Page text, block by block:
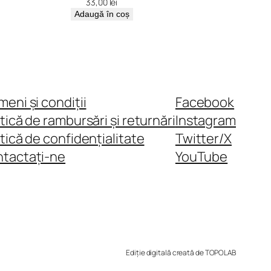
Adaugă în coș
și condiții
de rambursări și returnări
de confidențialitate
ne
Facebook
Instagram
Twitter/X
YouTube
Ediție digitală creată de TOPOLAB